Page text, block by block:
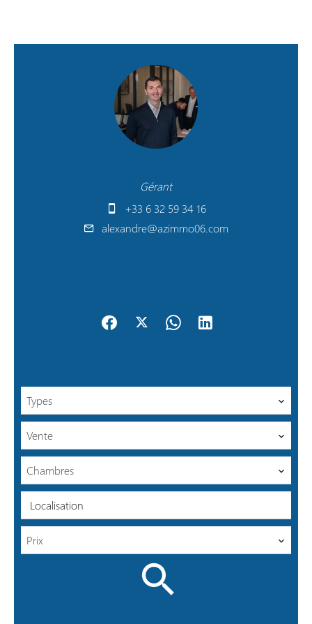
Gérant
+33 6 32 59 34 16
alexandre@azimmo06.com
Types
Vente
Chambres
Localisation
Prix